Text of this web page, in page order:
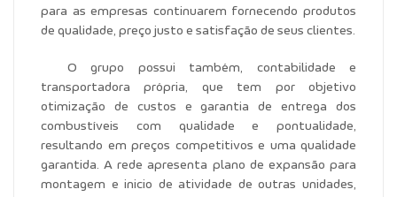
para as empresas continuarem fornecendo produtos
de qualidade, preço justo e satisfação de seus clientes.
O grupo possui também, contabilidade e
transportadora própria, que tem por objetivo
otimização de custos e garantia de entrega dos
combustíveis com qualidade e pontualidade,
resultando em preços competitivos e uma qualidade
garantida. A rede apresenta plano de expansão para
montagem e inicio de atividade de outras unidades,